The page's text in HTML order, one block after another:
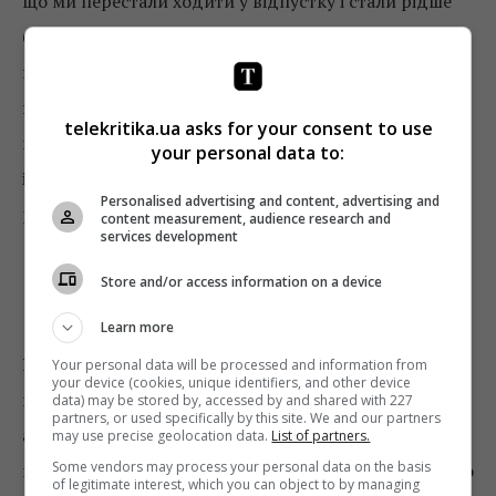
бачити дітей. Це й підштовхнуло до ідеї
перерозподілу відповідальності, до
переосмислення взаємовідносин всередині
команди, а зрештою – до ребрендингу. Ми як ніхто
інший знаємо компанію від найменшого звуку і
розуміємо, як правильно вести її далі.
У скільки обійдеться співпраця
артиста і MOZGI Entertainment?
Назвати конкретну середню суму неможливо, тому
що це індивідуальна історія, що залежить від
артиста. Розкид цін великий. Ми відкриті для
представників різних жанрів і напрямків, абсолютно
telekritika.ua asks for your consent to use
your personal data to:
Personalised advertising and content, advertising and
content measurement, audience research and
services development
Store and/or access information on a device
Learn more
Your personal data will be processed and information from
your device (cookies, unique identifiers, and other device
data) may be stored by, accessed by and shared with 227
partners, or used specifically by this site. We and our partners
may use precise geolocation data. List of partners.
Some vendors may process your personal data on the basis
of legitimate interest, which you can object to by managing